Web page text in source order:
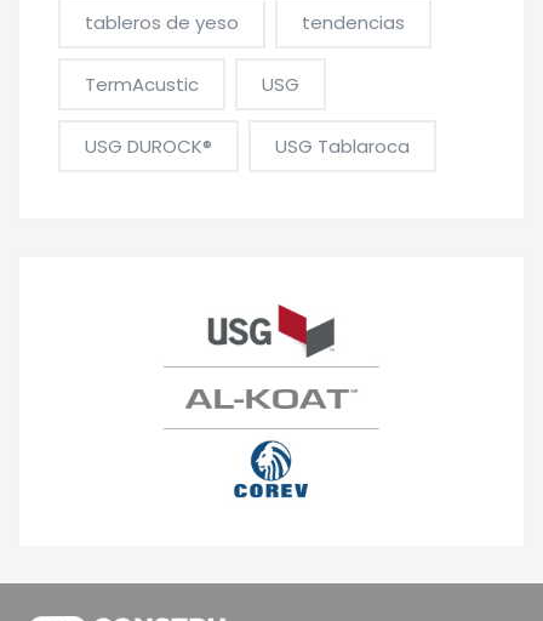
tableros de yeso tendencias
TermAcustic USG
USG DUROCK® USG Tablaroca